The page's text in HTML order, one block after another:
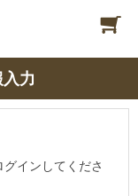
力
インしてくださ